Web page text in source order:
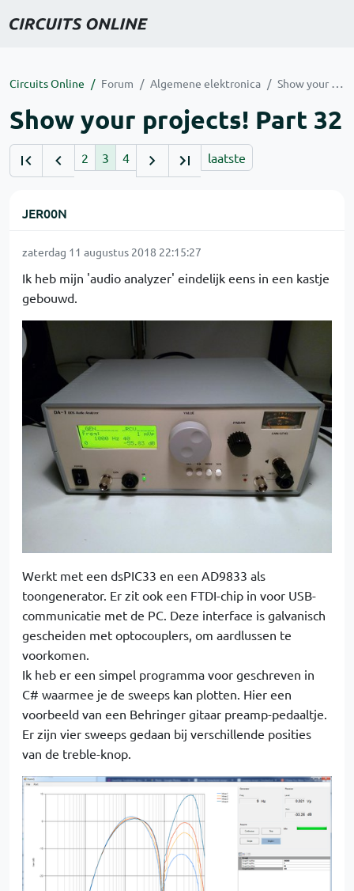
Circuits Online Forum Algemene elektronica Show your projects! Part 32
Show your projects! Part 32
2 3 4 laatste
JER00N
zaterdag 11 augustus 2018 22:15:27
Ik heb mijn 'audio analyzer' eindelijk eens in een kastje
gebouwd.
Werkt met een dsPIC33 en een AD9833 als
toongenerator. Er zit ook een FTDI-chip in voor USB-
communicatie met de PC. Deze interface is galvanisch
gescheiden met optocouplers, om aardlussen te
voorkomen.
Ik heb er een simpel programma voor geschreven in
C# waarmee je de sweeps kan plotten. Hier een
voorbeeld van een Behringer gitaar preamp-pedaaltje.
Er zijn vier sweeps gedaan bij verschillende posities
van de treble-knop.